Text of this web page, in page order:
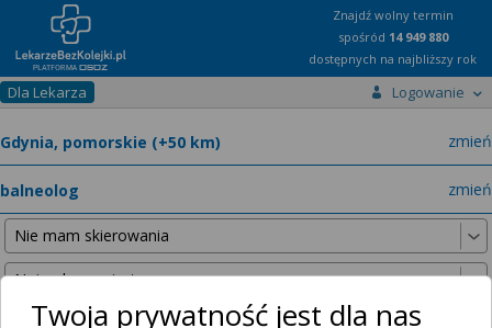
Znajdź wolny termin
spośród 14 949 880
dostępnych na najbliższy rok
Dla Lekarza Logowanie
zmień
zmień
Twoja prywatność jest dla nas